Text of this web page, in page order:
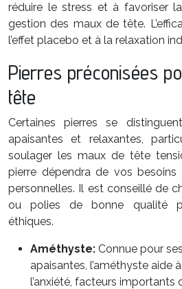
réduire le stress et à favoriser
gestion des maux de tête.
l’effet placebo et à la relaxation
Pierres préconisées
tête
Certaines pierres se
apaisantes et relaxantes,
soulager les maux de tête
pierre dépendra de vos
personnelles. Il est conseillé de
ou polies de bonne qualité
éthiques.
Améthyste: Connue pour
apaisantes, l’améthyste aide
l’anxiété, facteurs importants